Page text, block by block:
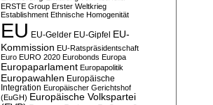
ERSTE Group Erster Weltkrieg
Establishment Ethnische Homogenität
EU EU-Gelder EU-Gipfel EU-
Kommission EU-Ratspräsidentschaft
Euro EURO 2020 Eurobonds Europa
Europaparlament Europapolitik
Europawahlen Europäische
Integration Europäischer Gerichtshof
(EuGH) Europäische Volkspartei